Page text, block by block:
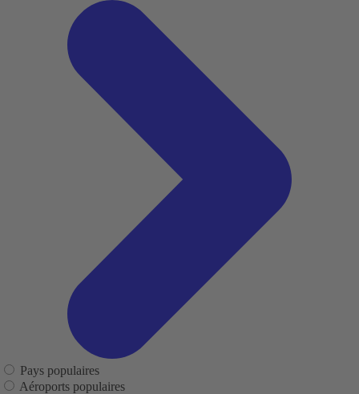
Pays populaires
Aéroports populaires